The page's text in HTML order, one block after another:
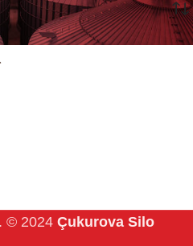
© 2024 Çukurova Silo